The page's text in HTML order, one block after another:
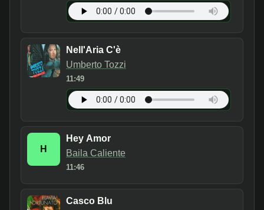
Nell'Aria C'è
Umberto Tozzi
11:49
H
Hey Amor
Baila Caliente
11:46
Casco Blu